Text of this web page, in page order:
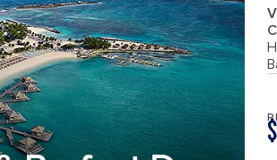
$